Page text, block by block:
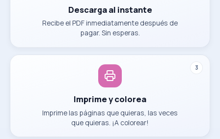
Descarga al instante
Recibe el PDF inmediatamente después de
pagar. Sin esperas.
3
Imprime y colorea
Imprime las páginas que quieras, las veces
que quieras. ¡A colorear!